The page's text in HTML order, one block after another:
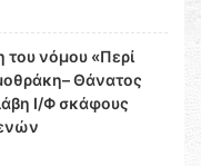
νόμου «Περί
Θάνατος
Ι/Φ σκάφους